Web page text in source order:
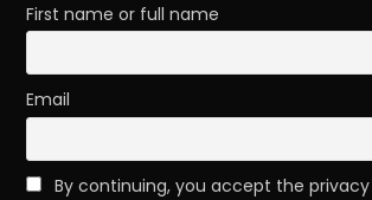
First name or full name
Email
By continuing, you accept the